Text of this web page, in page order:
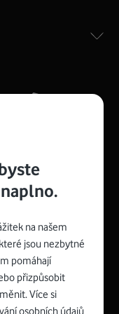
rozměry 21
(včetně stojánku)
připojení Wi-
na našem
jsou nezbytné
pomáhají
přizpůsobit
Více si
osobních údajů